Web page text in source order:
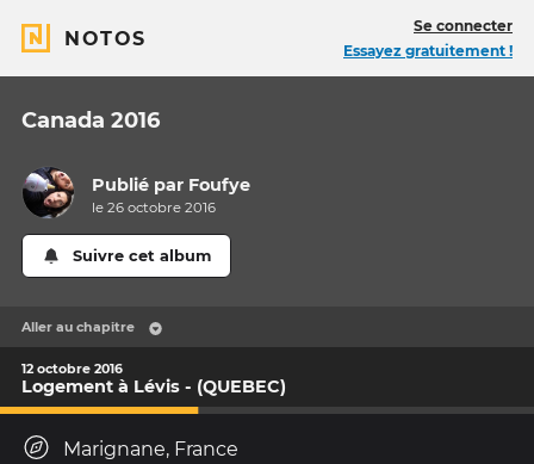
NOTOS
Se connecter
Essayez gratuitement !
Canada 2016
Publié par Foufye
le 26 octobre 2016
Suivre cet album
Aller au chapitre
12 octobre 2016
Logement à Lévis - (QUEBEC)
Marignane, France